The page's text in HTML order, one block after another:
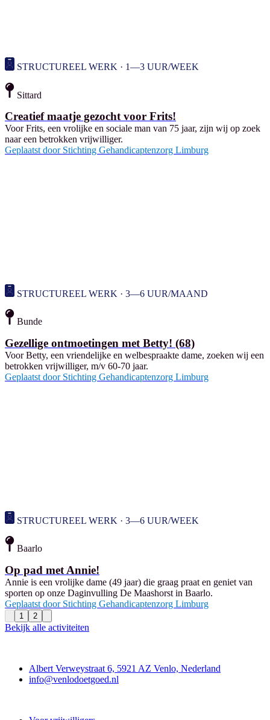
STRUCTUREEL WERK · 1—3 UUR/WEEK
Sittard
Creatief maatje gezocht voor Frits!
Voor Frits, een vrolijke en sociale man van 75 jaar, zijn wij op zoek
naar een betrokken vrijwilliger.
Geplaatst door Stichting Gehandicaptenzorg Limburg
STRUCTUREEL WERK · 3—6 UUR/MAAND
Bunde
Gezellige ontmoetingen met Betty! (68)
Voor Betty, een vriendelijke en welbespraakte dame, zoeken wij een
betrokken vrijwilliger, m/v 60-70 jaar.
Geplaatst door Stichting Gehandicaptenzorg Limburg
STRUCTUREEL WERK · 3—6 UUR/WEEK
Baarlo
Op pad met Annie!
Annie is een vrolijke dame (49 jaar) die graag praat en geniet van
sporten op onze Daginvulling De Maashorst in Baarlo.
Geplaatst door Stichting Gehandicaptenzorg Limburg
1 2
Bekijk alle activiteiten
Albert Verweystraat 6, 5921 AZ Venlo, Nederland
info@venlodoetgoed.nl